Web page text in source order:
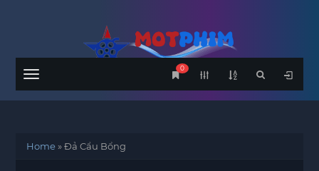
Menu
0
Home»Đả Cẩu Bổng